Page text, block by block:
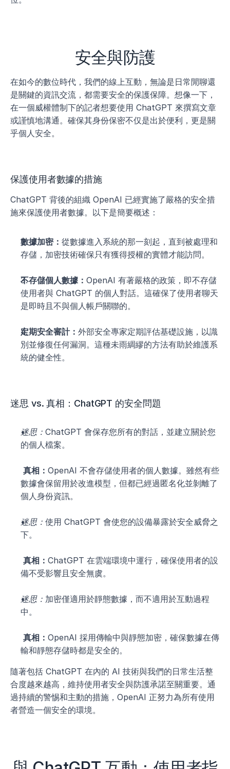
安全與防護
在如今的數位時代，我們的線上互動，無論是日常閒聊還
是關鍵的資訊交流，都需要安全的保護保障。想像一下，
在一個威權體制下的記者想要使用 ChatGPT 來撰寫文章
或謹慎地溝通。確保其身份保密不仅是出於便利，更是關
乎個人安全。
保護使用者數據的措施
ChatGPT 背後的組織 OpenAI 已經實施了嚴格的安全措
施來保護使用者數據。以下是簡要概述：
數據加密： 從數據進入系統的那一刻起，直到被處理和
存儲，加密技術確保只有獲得授權的實體才能訪問。
不存儲個人數據： OpenAI 有著嚴格的政策，即不存儲
使用者與 ChatGPT 的個人對話。這確保了使用者聊天
是即時且不與個人帳戶關聯的。
定期安全審計： 外部安全專家定期評估基礎設施，以識
別並修復任何漏洞。這種未雨綢繆的方法有助於維護系
統的健全性。
迷思 vs. 真相：ChatGPT 的安全問題
迷思： ChatGPT 會保存您所有的對話，並建立關於您
的個人檔案。
真相： OpenAI 不會存儲使用者的個人數據。雖然有些
數據會保留用於改進模型，但都已經過匿名化並剝離了
個人身份資訊。
迷思： 使用 ChatGPT 會使您的設備暴露於安全威脅之
下。
真相： ChatGPT 在雲端環境中運行，確保使用者的設
備不受影響且安全無虞。
迷思： 加密僅適用於靜態數據，而不適用於互動過程
中。
真相： OpenAI 採用傳輸中與靜態加密，確保數據在傳
輸和靜態存儲時都是安全的。
隨著包括 ChatGPT 在內的 AI 技術與我們的日常生活整
合度越來越高，維持使用者安全與防護承諾至關重要。通
過持續的警惕和主動的措施，OpenAI 正努力為所有使用
者營造一個安全的環境。